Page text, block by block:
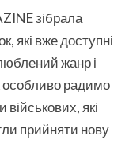
зібрала
які вже доступні
жанр і
радимо
військових, які
прийняти нову